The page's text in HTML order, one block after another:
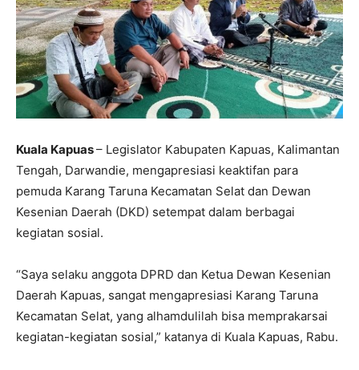
Kuala Kapuas– Legislator Kabupaten Kapuas, Kalimantan
Tengah, Darwandie, mengapresiasi keaktifan para
pemuda Karang Taruna Kecamatan Selat dan Dewan
Kesenian Daerah (DKD) setempat dalam berbagai
kegiatan sosial.
“Saya selaku anggota DPRD dan Ketua Dewan Kesenian
Daerah Kapuas, sangat mengapresiasi Karang Taruna
Kecamatan Selat, yang alhamdulilah bisa memprakarsai
kegiatan-kegiatan sosial,” katanya di Kuala Kapuas, Rabu.